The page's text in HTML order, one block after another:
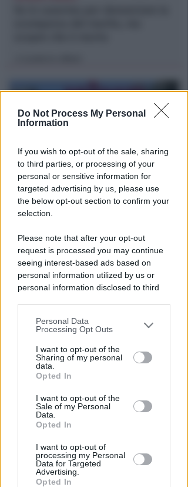
Do Not Process My Personal
Information
If you wish to opt-out of the sale, sharing
to third parties, or processing of your
personal or sensitive information for
targeted advertising by us, please use
the below opt-out section to confirm your
selection.
Please note that after your opt-out
request is processed you may continue
seeing interest-based ads based on
personal information utilized by us or
personal information disclosed to third
You may separately opt-out of the further
disclosure of your personal information
by third parties on the IAB’s list of
downstream participants.
by us to third parties on the IAB’s List of
Downstream Participants that may
further disclose it to other third parties.
Personal Data
Processing Opt Outs
I want to opt-out of the
Sharing of my personal
data.
Opted In
I want to opt-out of the
Sale of my Personal
Data.
Opted In
I want to opt-out of
processing my Personal
Data for Targeted
Advertising.
Opted In
DOPO I RECENTI EPISODI
Sicurezza a Riccione. Il M5S:
non scaricabarile
Redazione
Scatta il torneo nazionale Open
femminile del Tennis Club
Viserba
Icaro Sport